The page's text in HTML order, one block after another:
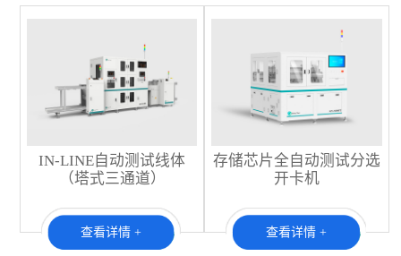
IN-LINE自动测试线体
（塔式三通道）
查看详情 +
存储芯片全自动测试分选
开卡机
查看详情 +